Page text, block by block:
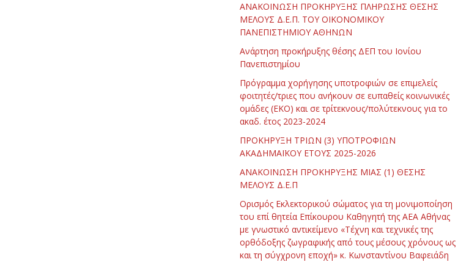
ΑΝΑΚΟΙΝΩΣΗ ΠΡΟΚΗΡΥΞΗΣ ΠΛΗΡΩΣΗΣ ΘΕΣΗΣ
ΜΕΛΟΥΣ Δ.Ε.Π. ΤΟΥ ΟΙΚΟΝΟΜΙΚΟΥ
ΠΑΝΕΠΙΣΤΗΜΙΟΥ ΑΘΗΝΩΝ
Ανάρτηση προκήρυξης θέσης ΔΕΠ του Ιονίου
Πανεπιστημίου
Πρόγραμμα χορήγησης υποτροφιών σε επιμελείς
φοιτητές/τριες που ανήκουν σε ευπαθείς κοινωνικές
ομάδες (ΕΚΟ) και σε τρίτεκνους/πολύτεκνους για το
ακαδ. έτος 2023-2024
ΠΡΟΚΗΡΥΞΗ ΤΡΙΩΝ (3) ΥΠΟΤΡΟΦΙΩΝ
ΑΚΑΔΗΜΑΪΚΟΥ ΕΤΟΥΣ 2025-2026
ΑΝΑΚΟΙΝΩΣΗ ΠΡΟΚΗΡΥΞΗΣ ΜΙΑΣ (1) ΘΕΣΗΣ
ΜΕΛΟΥΣ Δ.Ε.Π
Ορισμός Εκλεκτορικού σώματος για τη μονιμοποίηση
του επί θητεία Επίκουρου Καθηγητή της ΑΕΑ Αθήνας
με γνωστικό αντικείμενο «Τέχνη και τεχνικές της
ορθόδοξης ζωγραφικής από τους μέσους χρόνους ως
και τη σύγχρονη εποχή» κ. Κωνσταντίνου Βαφειάδη